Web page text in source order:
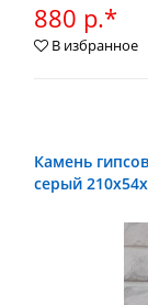
880 р.*
В избранное
Камень
серый